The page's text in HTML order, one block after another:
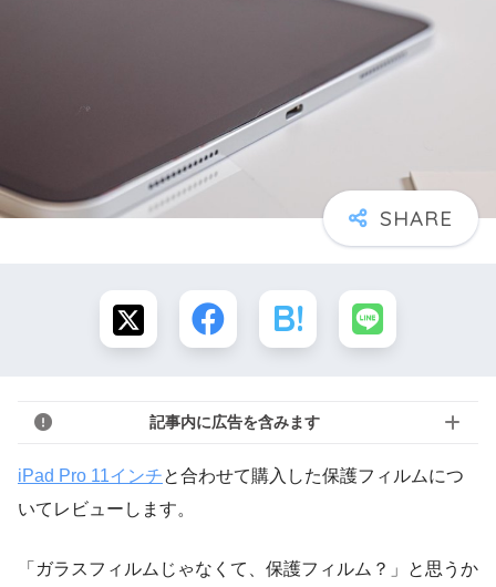
記事内に広告を含みます
iPad Pro 11インチと合わせて購入した保護フィルムにつ
いてレビューします。
「ガラスフィルムじゃなくて、保護フィルム？」と思うか